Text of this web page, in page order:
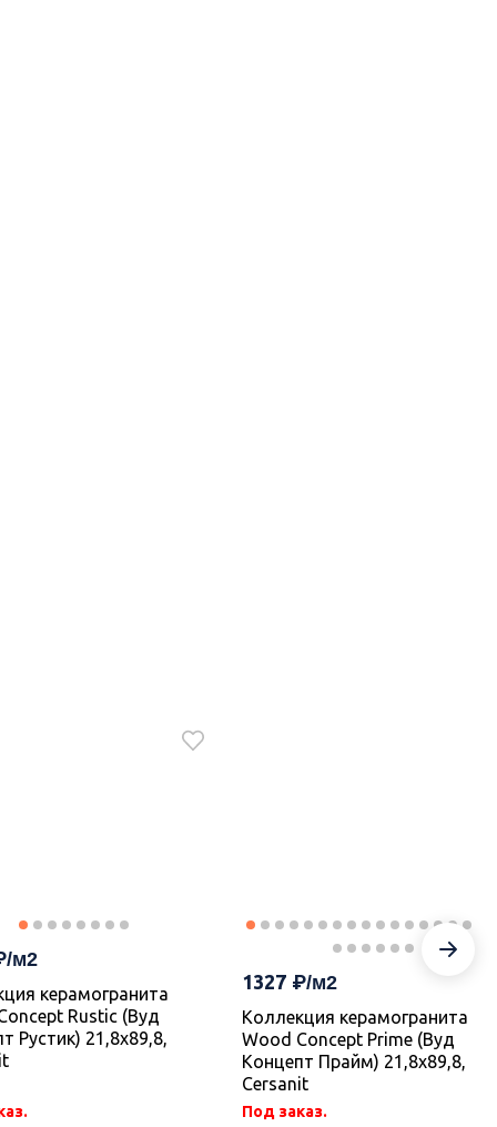
В корзину
Wood бежевый ректификат
21,8х89,8, Cersanit
В корзину
керамогранита
Rustic (Вуд
Рустик) 21,8х89,8,
1327
Коллекция керамогранита
Wood Concept Prime (Вуд
Концепт Прайм) 21,8х89,8,
Cersanit
Под заказ.